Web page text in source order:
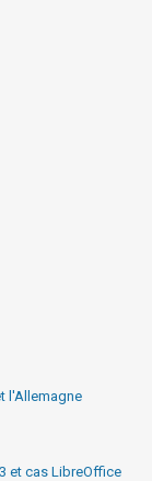
l'Allemagne
et cas LibreOffice